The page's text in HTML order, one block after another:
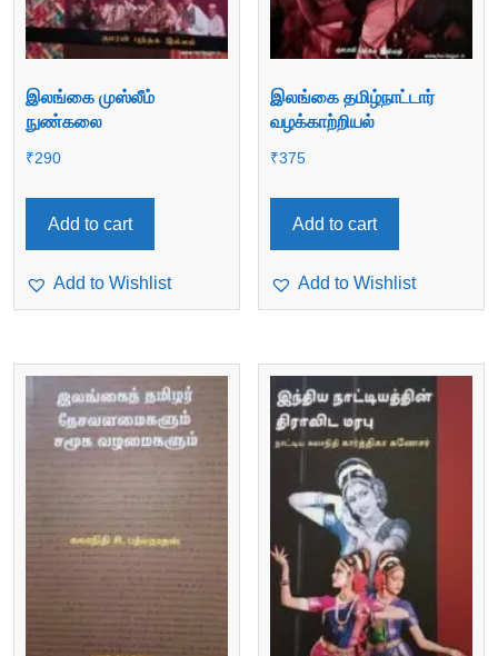
இலங்கை முஸ்லீம்
நுண்கலை
₹290
Add to cart
Add to Wishlist
இலங்கை தமிழ்நாட்டார்
வழக்காற்றியல்
₹375
Add to cart
Add to Wishlist